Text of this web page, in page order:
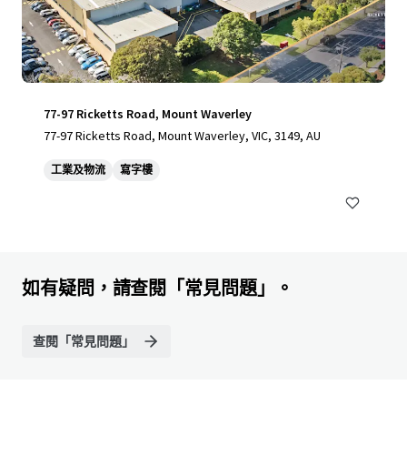
77-97 Ricketts Road, Mount Waverley
77-97 Ricketts Road, Mount Waverley, VIC, 3149, AU
工業及物流 寫字樓
如有疑問，請查閱「常見問題」。
查閱「常見問題」